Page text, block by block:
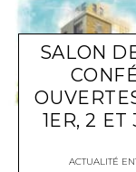
SALON
1ER, 2
ACTUALITÉ